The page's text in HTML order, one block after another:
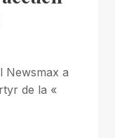
Newsmax a
de la «